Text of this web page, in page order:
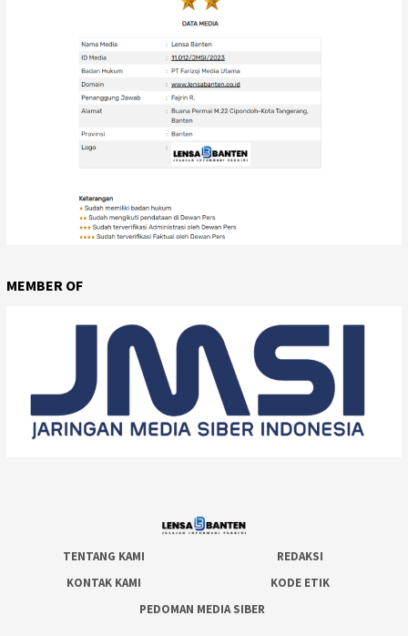
MEMBER OF
TENTANG KAMI
REDAKSI
KONTAK KAMI
KODE ETIK
PEDOMAN MEDIA SIBER